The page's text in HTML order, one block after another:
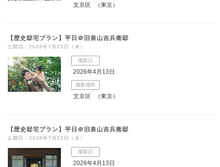
文京区 （東京）
【歴史邸宅プラン】平日＠旧泉山吉兵衛邸
公開日：2026年7月22日（水）
撮影日
2026年4月13日
撮影場所
文京区 （東京）
【歴史邸宅プラン】平日＠旧泉山吉兵衛邸
公開日：2026年7月22日（水）
撮影日
2026年4月13日